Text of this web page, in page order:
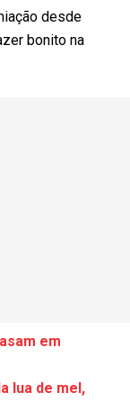
desde
bonito na
em
lua de mel,